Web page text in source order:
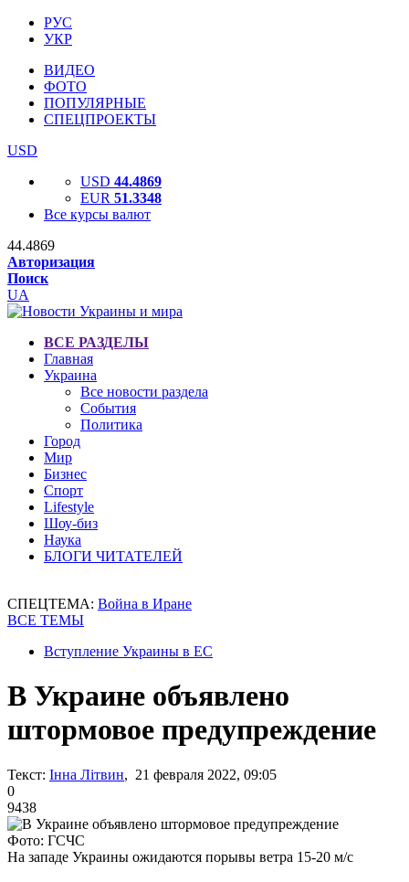
РУС
УКР
ВИДЕО
ФОТО
ПОПУЛЯРНЫЕ
СПЕЦПРОЕКТЫ
USD
USD 44.4869
EUR 51.3348
Все курсы валют
44.4869
Авторизация
Поиск
UA
ВСЕ РАЗДЕЛЫ
Главная
Украина
Все новости раздела
События
Политика
Город
Мир
Бизнес
Спорт
Lifestyle
Шоу-биз
Наука
БЛОГИ ЧИТАТЕЛЕЙ
СПЕЦТЕМА: Война в Иране
ВСЕ ТЕМЫ
Вступление Украины в ЕС
В Украине объявлено
штормовое предупреждение
Текст: Інна Літвин, 21 февраля 2022, 09:05
0
9438
Фото: ГСЧС
На западе Украины ожидаются порывы ветра 15-20 м/с